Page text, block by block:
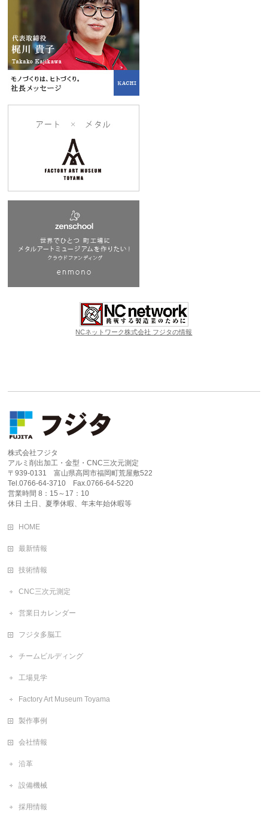
NCネットワーク株式会社 フジタの情報
株式会社フジタ
アルミ削出加工・金型・CNC三次元測定
〒939-0131 富山県高岡市福岡町荒屋敷522
Tel.0766-64-3710 Fax.0766-64-5220
営業時間 8：15～17：10
休日 土日、夏季休暇、年末年始休暇等
HOME
最新情報
技術情報
CNC三次元測定
営業日カレンダー
フジタ多脳工
チームビルディング
工場見学
Factory Art Museum Toyama
製作事例
会社情報
沿革
設備機械
採用情報